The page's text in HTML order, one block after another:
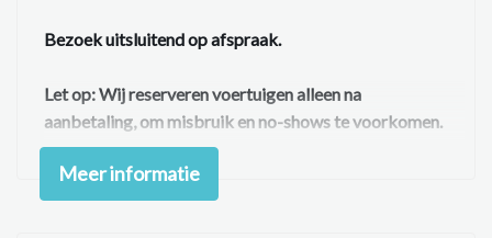
Bezoek uitsluitend op afspraak.
Let op:Wij reserveren voertuigen alleen na
aanbetaling, om misbruik en no-shows te voorkomen.
✔ Geen afleverkosten
✔ 24/7 tenaamstelling en vrijwaring
✔ Volledige exportafhandeling mogelijk
Meer informatie